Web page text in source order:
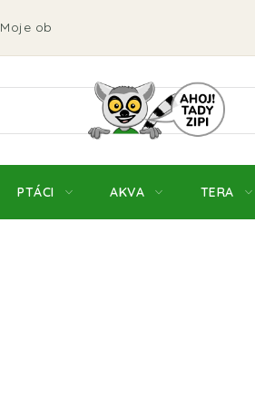
Moje objednávka Obchodní
PTÁCI AKVA TERA